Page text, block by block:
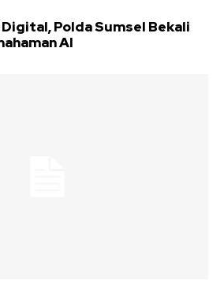
Polda Sumsel Bekali
AI